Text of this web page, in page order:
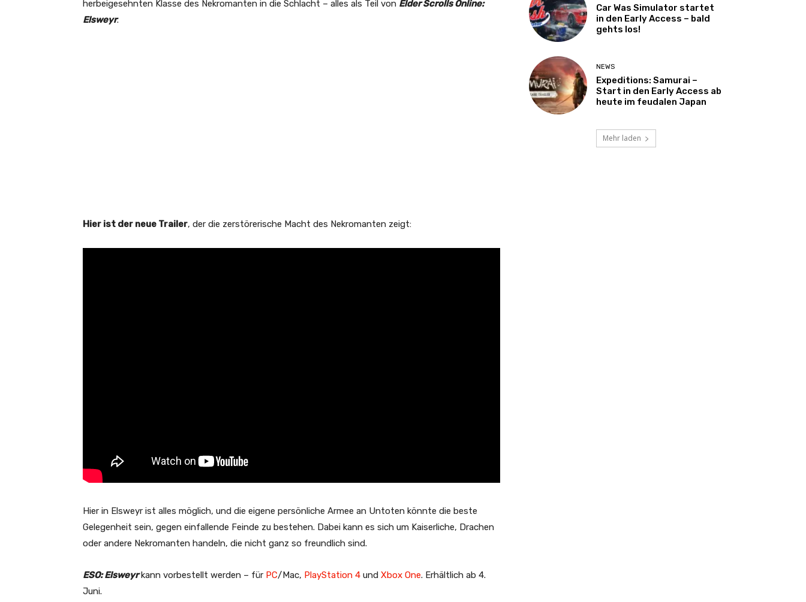
herbeigesehnten Klasse des Nekromanten in die Schlacht – alles als Teil von Elder Scrolls Online:
Elsweyr.
Hier ist der neue Trailer, der die zerstörerische Macht des Nekromanten zeigt:
Hier in Elsweyr ist alles möglich, und die eigene persönliche Armee an Untoten könnte die beste
Gelegenheit sein, gegen einfallende Feinde zu bestehen. Dabei kann es sich um Kaiserliche, Drachen
oder andere Nekromanten handeln, die nicht ganz so freundlich sind.
ESO: Elsweyrkann vorbestellt werden – für PC/Mac, PlayStation 4 und Xbox One. Erhältlich ab 4.
Juni.
Car Was Simulator startet
in den Early Access – bald
gehts los!
NEWS
Expeditions: Samurai –
Start in den Early Access ab
heute im feudalen Japan
Mehr laden